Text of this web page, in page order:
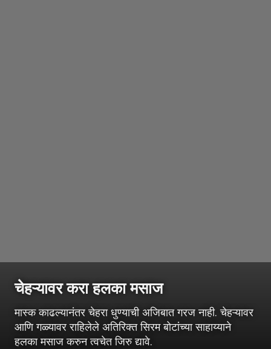
चेहऱ्यावर करा हलका मसाज
मास्क काढल्यानंतर चेहरा धुण्याची अजिबात गरज नाही. चेहऱ्यावर
आणि गळ्यावर राहिलेले अतिरिक्त सिरम बोटांच्या साहाय्याने
हलका मसाज करुन त्वचेत जिरु द्यावे.